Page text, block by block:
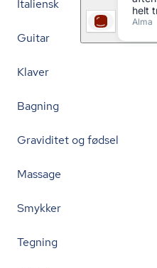
Italiensk
Guitar
Klaver
Bagning
Graviditet og fødsel
Massage
Smykker
Tegning